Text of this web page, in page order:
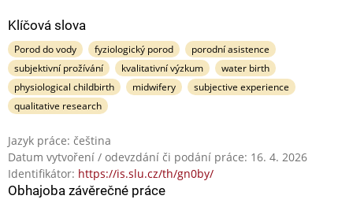
Klíčová slova
Porod do vody fyziologický porod
porodní asistence
subjektivní prožívání
kvalitativní výzkum
water birth
physiological childbirth
midwifery
subjective experience
qualitative research
Jazyk práce: čeština
Datum vytvoření / odevzdání či podání práce: 16. 4. 2026
Identifikátor: https://is.slu.cz/th/gn0by/
Obhajoba závěrečné práce